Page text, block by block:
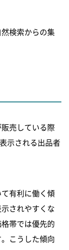
検索からの集
売している際
示される出品者
有利に働く傾
されやすくな
帯では優先的
こうした傾向